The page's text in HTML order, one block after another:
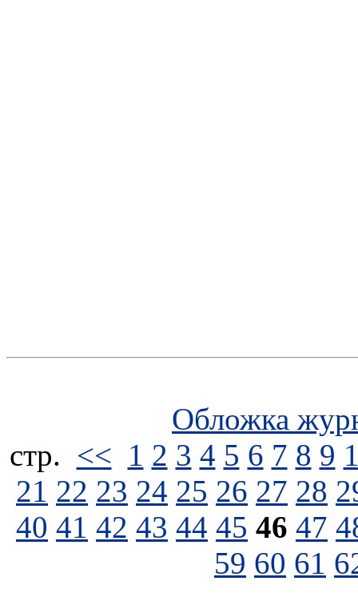
Обложка
стp. << 1 2 3 4 5 6 7 8 9
21 22 23 24 25 26 27 28
40 41 42 43 44 45 46 47
59 60 61